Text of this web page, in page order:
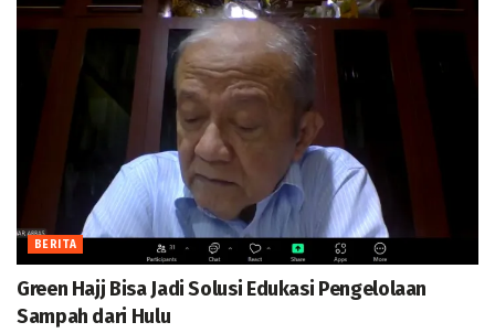
BERITA
Green Hajj Bisa Jadi Solusi Edukasi Pengelolaan
Sampah dari Hulu